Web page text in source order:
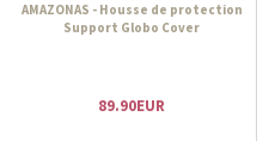
AMAZONAS - Housse de protection
Support Globo Cover
89.90EUR